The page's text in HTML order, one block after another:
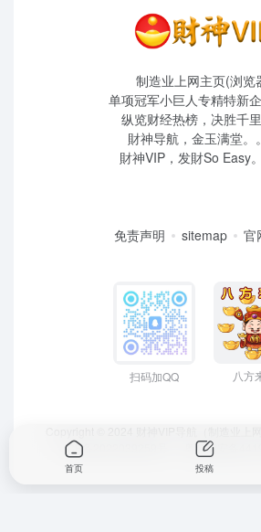
制造业上网主页(浏览
单项冠军小巨人专精特新
纵览财经热榜，决胜千
財神导航，金玉满堂。
財神VIP，发財So Easy。
免责声明 sitemap 官
扫码加QQ 八方
ICP备2022039259号
、 粤公网安备
首页 投稿